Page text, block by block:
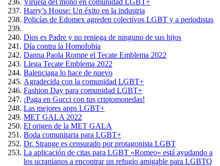
Viruela del mono en comunidad LGBT+
Harry’s House: Un éxito en la industria
Policías de Edomex agreden colectivos LGBT y a periodistas
Dios es Padre y no reniega de ninguno de sus hijos
Día contra la Homofobia
Danna Paola Rompe el Tecate Emblema 2022
Llega Tecate Emblema 2022
Balenciaga lo hace de nuevo
Agradecida con la comunidad LGBT+
Fashion Day para comunidad LGBT+
¡Paga en Gucci con tus criptomonedas!
Las mejores apps LGBT+
MET GALA 2022
El origen de la MET GALA
Boda comunitaria para LGBT+
Dr. Strange es censurado por protagonista LGBT
La aplicación de citas para LGBT «Romeo» está ayudando a
los ucranianos a encontrar un refugio amigable para LGBTQ